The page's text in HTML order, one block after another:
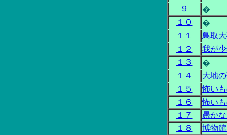
９
�
１０
�
１１
鳥取
１２
我が
１３
�
１４
大地
１５
怖い
１６
怖い
１７
愚か
１８
博物